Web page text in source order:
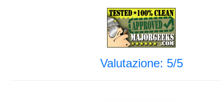
Valutazione: 5/5